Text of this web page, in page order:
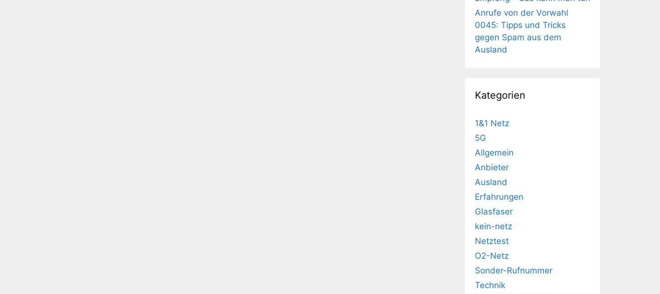
Anrufe von der Vorwahl
0045: Tipps und Tricks
gegen Spam aus dem
Ausland
Kategorien
1&1 Netz
5G
Allgemein
Anbieter
Ausland
Erfahrungen
Glasfaser
kein-netz
Netztest
O2-Netz
Sonder-Rufnummer
Technik